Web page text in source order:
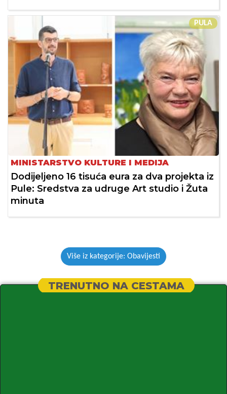
PULA
MINISTARSTVO KULTURE I MEDIJA
Dodijeljeno 16 tisuća eura za dva projekta iz
Pule: Sredstva za udruge Art studio i Žuta
minuta
Više iz kategorije: Obavijesti
TRENUTNO NA CESTAMA